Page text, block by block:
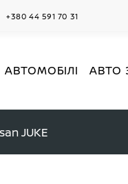
+380 44 591 70 31
АВТОМОБІЛІ АВТО
JUKE